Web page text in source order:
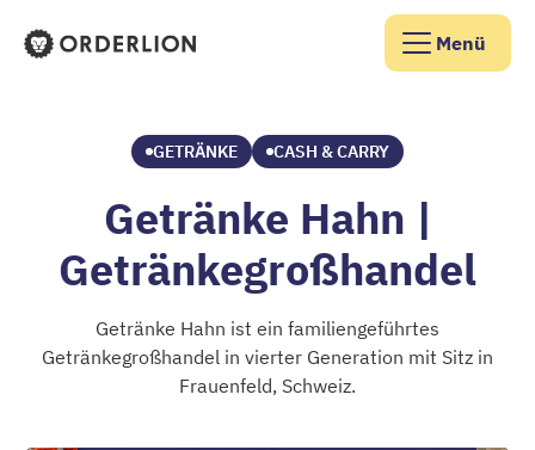
Menü
GETRÄNKE CASH & CARRY
Getränke Hahn |
Getränkegroßhandel
Getränke Hahn ist ein familiengeführtes
Getränkegroßhandel in vierter Generation mit Sitz in
Frauenfeld, Schweiz.